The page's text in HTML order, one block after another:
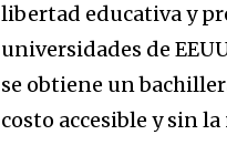
libertad educativa y
universidades de
se obtiene un
costo accesible y sin